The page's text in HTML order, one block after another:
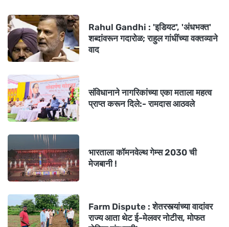
Rahul Gandhi : 'इडियट', 'अंधभक्त'
शब्दांवरून गदारोळ; राहुल गांधींच्या वक्तव्याने
वाद
संविधानाने नागरिकांच्या एका मताला महत्व
प्राप्त करून दिले:- रामदास आठवले
भारताला कॉमनवेल्थ गेम्स 2030 ची
मेजबानी !
Farm Dispute : शेतरस्त्यांच्या वादांवर
राज्य आता थेट ई-मेलवर नोटीस, मोफत